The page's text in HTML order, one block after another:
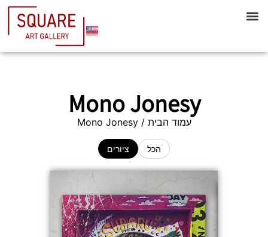
Mono Jonesy
עמוד הבית / Mono Jonesy
הכל ציורים